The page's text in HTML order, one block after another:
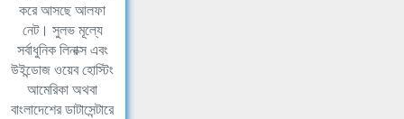
করে আসছে আলফা
নেট। সুলভ মূল্যে
সর্বাধুনিক লিনাক্স এবং
উইন্ডোজ ওয়েব হোস্টিং
আমেরিকা অথবা
বাংলাদেশের ডাটাসেন্টারে